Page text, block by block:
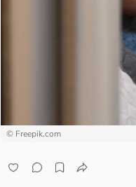
© Freepik.com